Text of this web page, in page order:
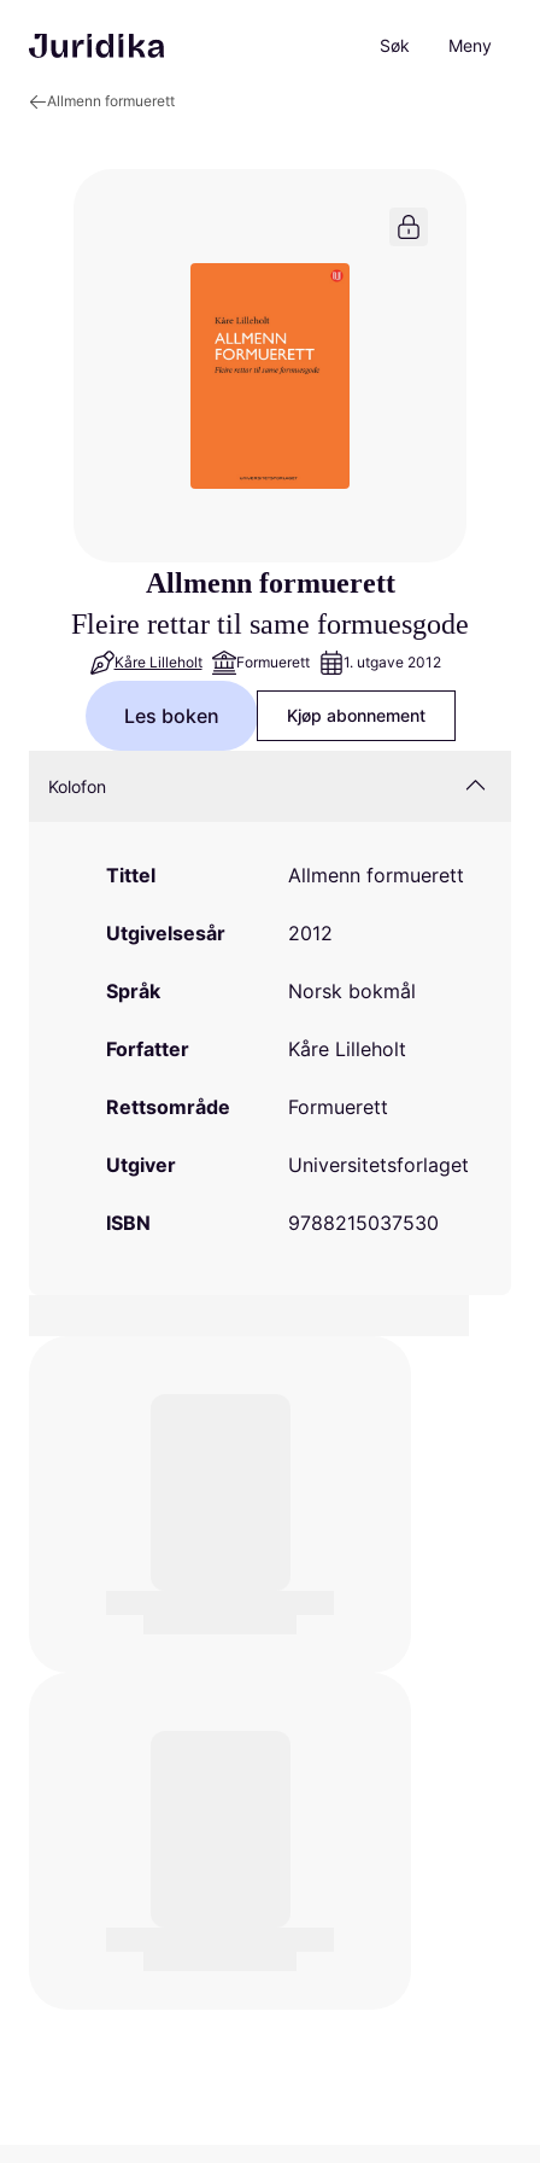
Søk Meny
Allmenn formuerett
Allmenn formuerett
Fleire rettar til same formuesgode
Kåre Lilleholt Formuerett 1. utgave 2012
Les boken Kjøp abonnement
Kolofon
Tittel Allmenn formuerett
Utgivelsesår 2012
Språk Norsk bokmål
Forfatter Kåre Lilleholt
Rettsområde Formuerett
Utgiver Universitetsforlaget
ISBN 9788215037530